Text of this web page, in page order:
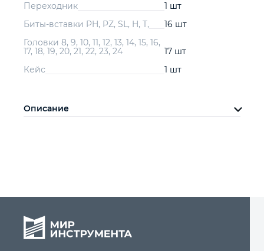
Переходник
1 шт
Биты-вставки PH, PZ, SL, H, T,
16 шт
Головки 8, 9, 10, 11, 12, 13, 14, 15, 16,
17, 18, 19, 20, 21, 22, 23, 24
17 шт
Кейс
1 шт
Описание